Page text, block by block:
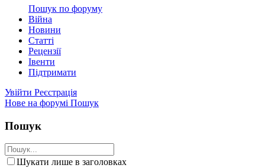
Пошук по форуму
Війна
Новини
Статті
Рецензії
Івенти
Підтримати
Увійти Реєстрація
Нове на форумі Пошук
Пошук
Шукати лише в заголовках